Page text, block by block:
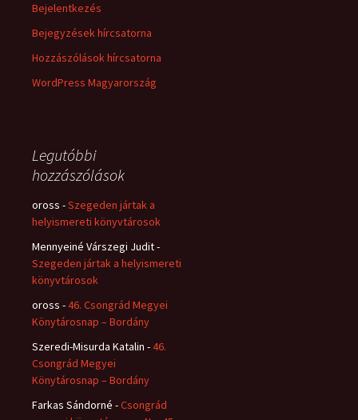
Bejelentkezés
Bejegyzések hírcsatorna
Hozzászólások hírcsatorna
WordPress Magyarország
Legutóbbi
hozzászólások
oross -Szegeden jártak a
helyismereti könyvtárosok
Mennyeiné Várszegi Judit-
Szegeden jártak a helyismereti
könyvtárosok
oross -46. Csongrád Megyei
Könytárosnap – Bordány
Szeredi-Misurda Katalin -46.
Csongrád Megyei
Könytárosnap – Bordány
Farkas Sándorné -Csongrád